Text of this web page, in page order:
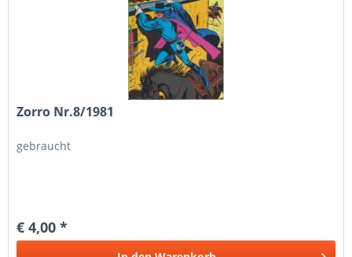
Zorro Nr.8/1981
gebraucht
€ 4,00 *